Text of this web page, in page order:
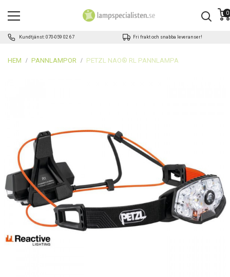
Kundtjänst: 070-059 02 67 Fri frakt och snabba leveranser!
0
HEM PANNLAMPOR PETZL NAO® RL PANNLAMPA